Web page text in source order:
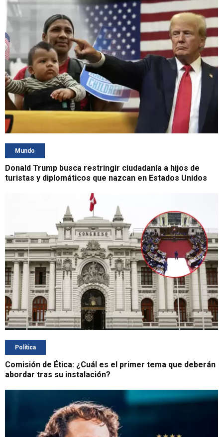
Mundo
Donald Trump busca restringir ciudadanía a hijos de
turistas y diplomáticos que nazcan en Estados Unidos
Política
Comisión de Ética: ¿Cuál es el primer tema que deberán
abordar tras su instalación?